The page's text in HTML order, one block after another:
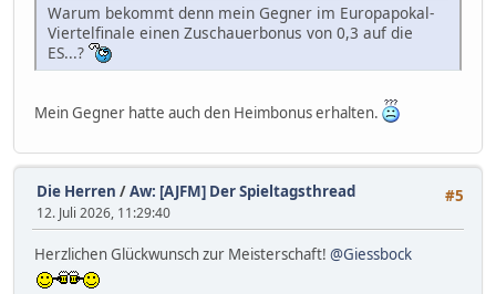
Warum bekommt denn mein Gegner im Europapokal-
Viertelfinale einen Zuschauerbonus von 0,3 auf die
ES...?
Mein Gegner hatte auch den Heimbonus erhalten.
#5
Die Herren /Aw: [AJFM] Der Spieltagsthread
12. Juli 2026, 11:29:40
Herzlichen Glückwunsch zur Meisterschaft! @Giessbock